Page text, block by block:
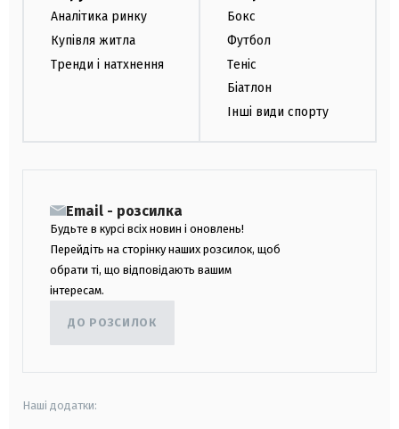
Аналітика ринку
Купівля житла
Тренди і натхнення
Бокс
Футбол
Теніс
Біатлон
Інші види спорту
Email - розсилка
Будьте в курсі всіх новин і оновлень!
Перейдіть на сторінку наших розсилок, щоб
обрати ті, що відповідають вашим
інтересам.
ДО РОЗСИЛОК
Наші додатки: